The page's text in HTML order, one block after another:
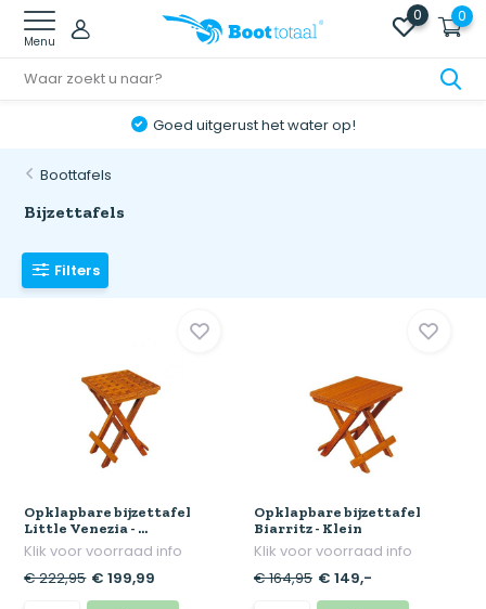
Menu
0 0
Goed uitgerust het water op!
Boottafels
Bijzettafels
Filters
Opklapbare bijzettafel
Little Venezia - ...
Klik voor voorraad info
€ 222,95 € 199,99
Opklapbare bijzettafel
Biarritz - Klein
Klik voor voorraad info
€ 164,95 € 149,-